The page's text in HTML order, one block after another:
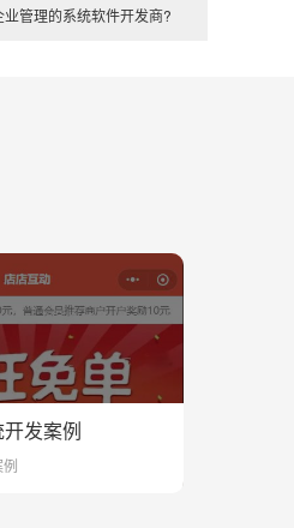
管理的系统软件开发商?
发案例